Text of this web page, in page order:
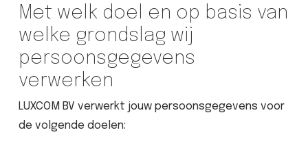
Met welk doel en op basis van
welke grondslag wij
persoonsgegevens
verwerken
LUXCOM BV verwerkt jouw persoonsgegevens voor
de volgende doelen: